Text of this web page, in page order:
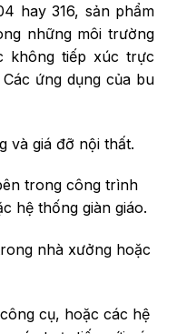
hay 316, sản phẩm
những môi trường
không tiếp xúc trực
ứng dụng của bu
và giá đỡ nội thất.
trong công trình
hệ thống giàn giáo.
nhà xưởng hoặc
cụ, hoặc các hệ